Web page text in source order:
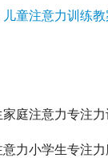
童注意力训练
庭注意力专注
力小学生专注